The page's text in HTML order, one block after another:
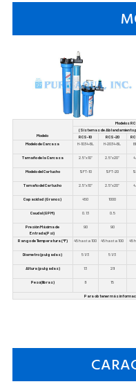
Modelo
Modelos
(Sistemas de Ablandamiento
RCS-10
RCS-20
Modelo de Carcasa
H-1034-BL H-2034-BL
Tamaño de la Carcasa 2.5"x10" 2.5"x20"
Modelo del Cartucho SFT-10 SFT-20
Tamaño del Cartucho 2.5"x10" 2.5"x20"
Capacidad (Granos) 450 1000
Caudal (GPM) 0.13 0.5
Presión Máxima de
Entrada(Psi)
90 90
Rango de Temperatura (°F) 45 hasta 100 45 hasta 100 45
Diametro (pulgadas) 5 1/3 5 1/3
Altura (pulgadas) 13 28
Peso(libras) 8 15
Para obtener más